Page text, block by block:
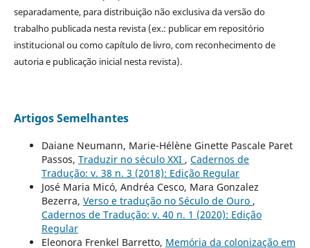
separadamente, para distribuição não exclusiva da versão do
trabalho publicada nesta revista (ex.: publicar em repositório
institucional ou como capítulo de livro, com reconhecimento de
autoria e publicação inicial nesta revista).
Artigos Semelhantes
Daiane Neumann, Marie-Hélène Ginette Pascale Paret
Passos, Traduzir no século XXI , Cadernos de
Tradução: v. 38 n. 3 (2018): Edição Regular
José Maria Micó, Andréa Cesco, Mara Gonzalez
Bezerra, Verso e tradução no Século de Ouro ,
Cadernos de Tradução: v. 40 n. 1 (2020): Edição
Regular
Eleonora Frenkel Barretto, Memória da colonização em